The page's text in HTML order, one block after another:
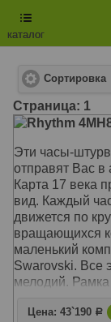
каталог
Сортировка
Cтраница: 1
Rhythm
Эти часы-
отправят Вас в
Карта 17 века
вид. Каждый
движется по
вращающихся
маленький
Swarovski. Все
мелодий.
штрих к этой
Цена: 43`190 Р